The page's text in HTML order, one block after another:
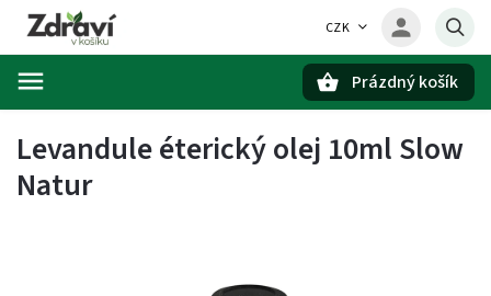
CZK
Prázdný košík
Levandule éterický olej 10ml Slow
Natur